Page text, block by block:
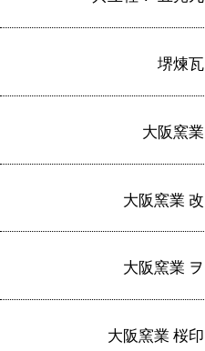
堺煉瓦
大阪窯業
大阪窯業 改
大阪窯業 ヲ
大阪窯業 桜印